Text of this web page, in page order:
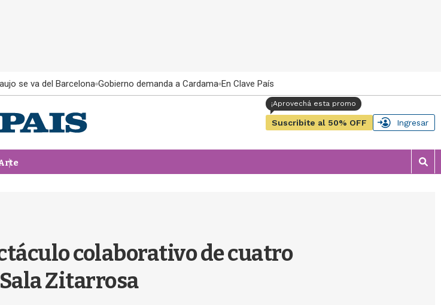
se va del Barcelona Gobierno demanda a Cardama En Clave País
Suscribite al 50% OFF Ingresar
M
o
colaborativo de cuatro
Zitarrosa